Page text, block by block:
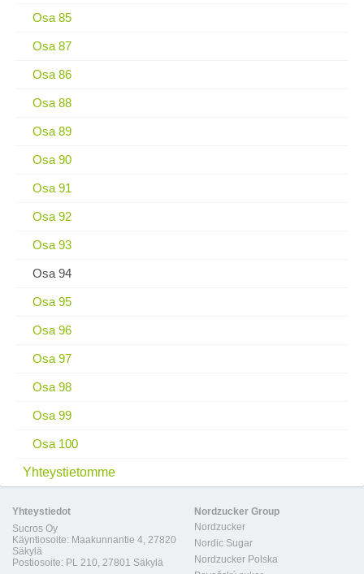
Osa 85
Osa 87
Osa 86
Osa 88
Osa 89
Osa 90
Osa 91
Osa 92
Osa 93
Osa 94
Osa 95
Osa 96
Osa 97
Osa 98
Osa 99
Osa 100
Yhteystietomme
Yhteystiedot
Sucros Oy
Käyntiosoite: Maakunnantie 4, 27820
Säkylä
Postiosoite: PL 210, 27801 Säkylä
Nordzucker Group
Nordzucker
Nordic Sugar
Nordzucker Polska